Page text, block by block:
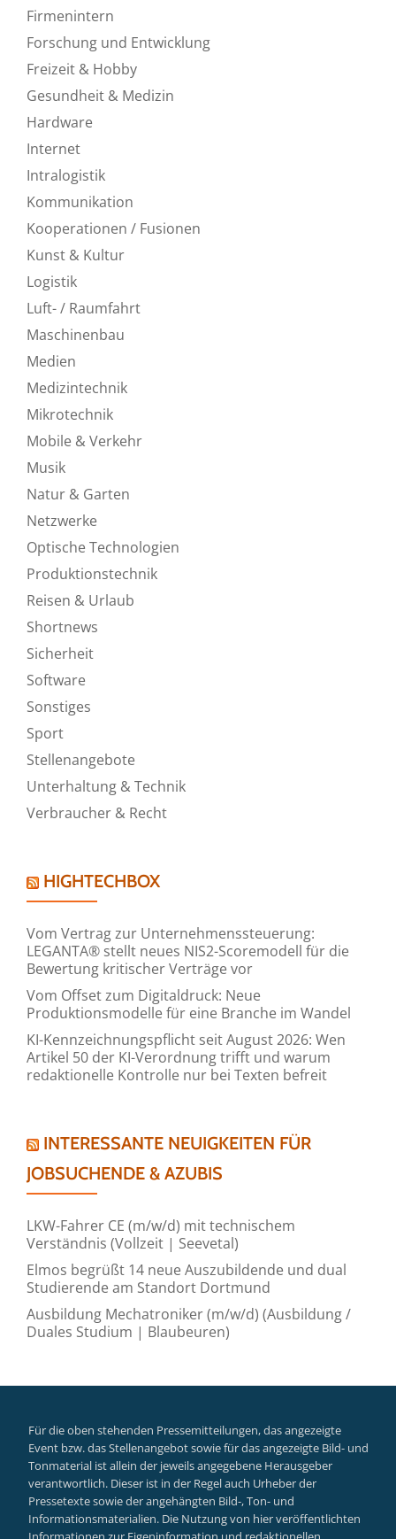
Firmenintern
Forschung und Entwicklung
Freizeit & Hobby
Gesundheit & Medizin
Hardware
Internet
Intralogistik
Kommunikation
Kooperationen / Fusionen
Kunst & Kultur
Logistik
Luft- / Raumfahrt
Maschinenbau
Medien
Medizintechnik
Mikrotechnik
Mobile & Verkehr
Musik
Natur & Garten
Netzwerke
Optische Technologien
Produktionstechnik
Reisen & Urlaub
Shortnews
Sicherheit
Software
Sonstiges
Sport
Stellenangebote
Unterhaltung & Technik
Verbraucher & Recht
HIGHTECHBOX
Vom Vertrag zur Unternehmenssteuerung:
LEGANTA® stellt neues NIS2-Scoremodell für die
Bewertung kritischer Verträge vor
Vom Offset zum Digitaldruck: Neue
Produktionsmodelle für eine Branche im Wandel
KI-Kennzeichnungspflicht seit August 2026: Wen
Artikel 50 der KI-Verordnung trifft und warum
redaktionelle Kontrolle nur bei Texten befreit
INTERESSANTE NEUIGKEITEN FÜR
JOBSUCHENDE & AZUBIS
LKW-Fahrer CE (m/w/d) mit technischem
Verständnis (Vollzeit | Seevetal)
Elmos begrüßt 14 neue Auszubildende und dual
Studierende am Standort Dortmund
Ausbildung Mechatroniker (m/w/d) (Ausbildung /
Duales Studium | Blaubeuren)
Für die oben stehenden Pressemitteilungen, das angezeigte
Event bzw. das Stellenangebot sowie für das angezeigte Bild- und
Tonmaterial ist allein der jeweils angegebene Herausgeber
verantwortlich. Dieser ist in der Regel auch Urheber der
Pressetexte sowie der angehängten Bild-, Ton- und
Informationsmaterialien. Die Nutzung von hier veröffentlichten